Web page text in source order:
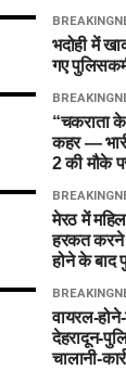
भदोही में
गए
“चकराता
कहर —
2 की मौके
मेरठ में
हरकत करने
होने के बाद
वायरल-
देहरादून-
चालानी-